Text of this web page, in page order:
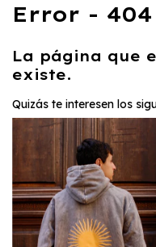
Error - 404
La página que
existe.
Quizás te interesen los